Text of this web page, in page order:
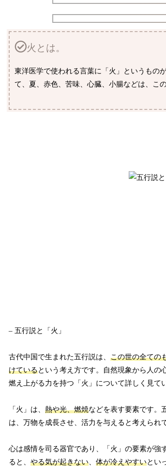
火とは。
東洋医学で使われる言葉に「火」というもの
て、夏、赤色、苦味、心臓、小腸などは、こ
– 五行説と「火」
古代中国で生まれた五行説は、 この世の全ての
けているという考え方です。自然現象から人の
燃え上がる力を持つ「火」について詳しく見て
「火」は、 熱や光、燃焼などを表す要素です。
は、万物を成長させ、活力を与えると考えられ
心は感情を司る器官であり、「火」の要素が強
ると、 やる気が起きない 体が冷えやすいとい